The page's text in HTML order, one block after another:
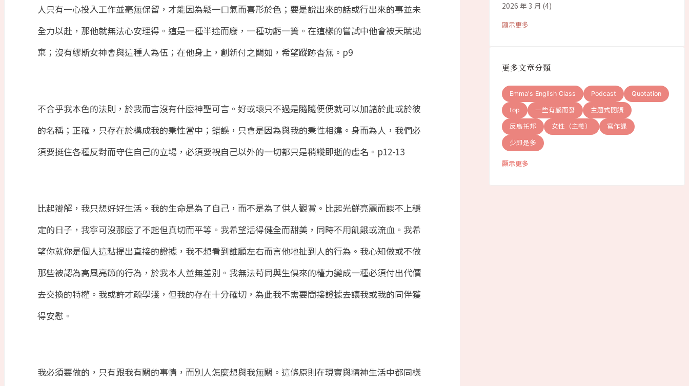
人只有一心投入工作並毫無保留，才能因為鬆一口氣而喜形於色；要是說出來的話或行出來的事並未
全力以赴，那他就無法心安理得。這是一種半途而廢，一種功虧一簣。在這樣的嘗試中他會被天賦拋
棄；沒有繆斯女神會與這種人為伍；在他身上，創新付之闕如，希望蹤跡杳無。 p9
不合乎我本色的法則，於我而言沒有什麼神聖可言。好或壞只不過是隨隨便便就可以加諸於此或於彼
的名稱；正確，只存在於構成我的秉性當中；錯誤，只會是因為與我的秉性相違。身而為人，我們必
須要挺住各種反對而守住自己的立場，必須要視自己以外的一切都只是稍縱即逝的虛名。 p12-13
比起辯解，我只想好好生活。我的生命是為了自己，而不是為了供人觀賞。比起光鮮亮麗而談不上穩
定的日子，我寧可沒那麼了不起但真切而平等。我希望活得健全而甜美，同時不用飢餓或流血。我希
望你就你是個人這點提出直接的證據，我不想看到誰顧左右而言他地扯到人的行為。我心知做或不做
那些被認為高風亮節的行為，於我本人並無差別。我無法苟同與生俱來的權力變成一種必須付出代價
去交換的特權。我或許才疏學淺，但我的存在十分確切，為此我不需要間接證據去讓我或我的同伴獲
得安慰。
我必須要做的，只有跟我有關的事情，而別人怎麼想與我無關。這條原則在現實與精神生活中都同樣
2026 年 3 月 (4)
顯示更多
更多文章分類
Emma's English Class Podcast Quotation
top 一些有感而發 主題式閱讀
反烏托邦 女性（主義） 寫作課
少即是多
顯示更多